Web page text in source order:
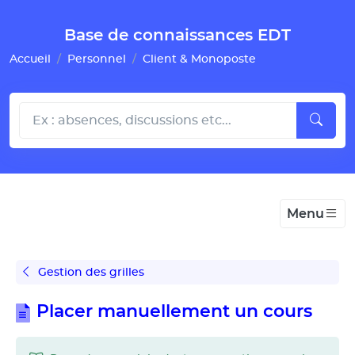
Base de connaissances EDT
Accueil Personnel Client & Monoposte
Menu
Gestion des grilles
Placer manuellement un cours